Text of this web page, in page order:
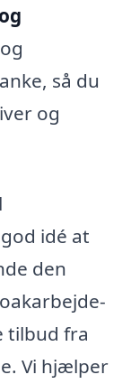
så du
og
idé at
den
tilbud fra
Vi hjælper